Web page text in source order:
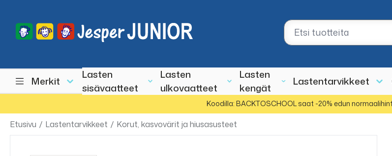
Merkit
Lasten
sisävaatteet
Lasten
ulkovaatteet
Lasten
kengät
Lastentarvikkeet
Koodilla: BACKTOSCHOOL saat -20% edun
Etusivu / Lastentarvikkeet / Korut, kasvovärit ja hiusasusteet